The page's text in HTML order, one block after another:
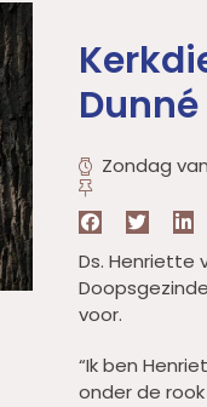
Zondag
Ds. Henriette
voor.
“Ik ben
onder de